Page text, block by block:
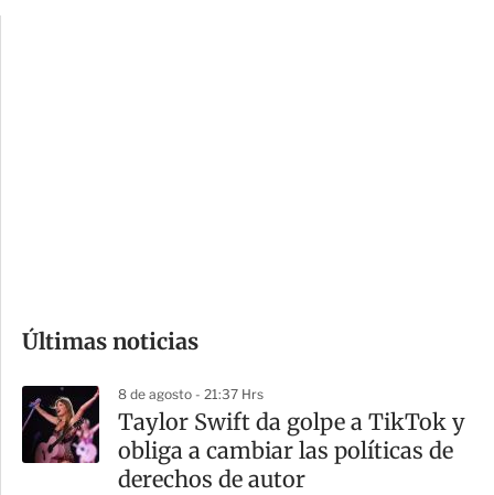
m
a
r
t
Últimas noticias
8 de agosto - 21:37 Hrs
Taylor Swift da golpe a TikTok y
obliga a cambiar las políticas de
derechos de autor